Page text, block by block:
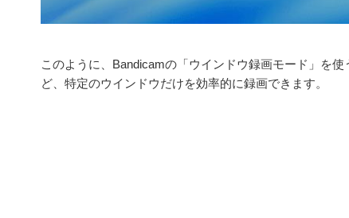
このように、Bandicamの「ウインドウ録画モード」を
ど、特定のウインドウだけを効率的に録画できます。